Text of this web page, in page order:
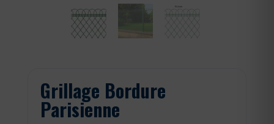
Grillage Bordure
Parisienne